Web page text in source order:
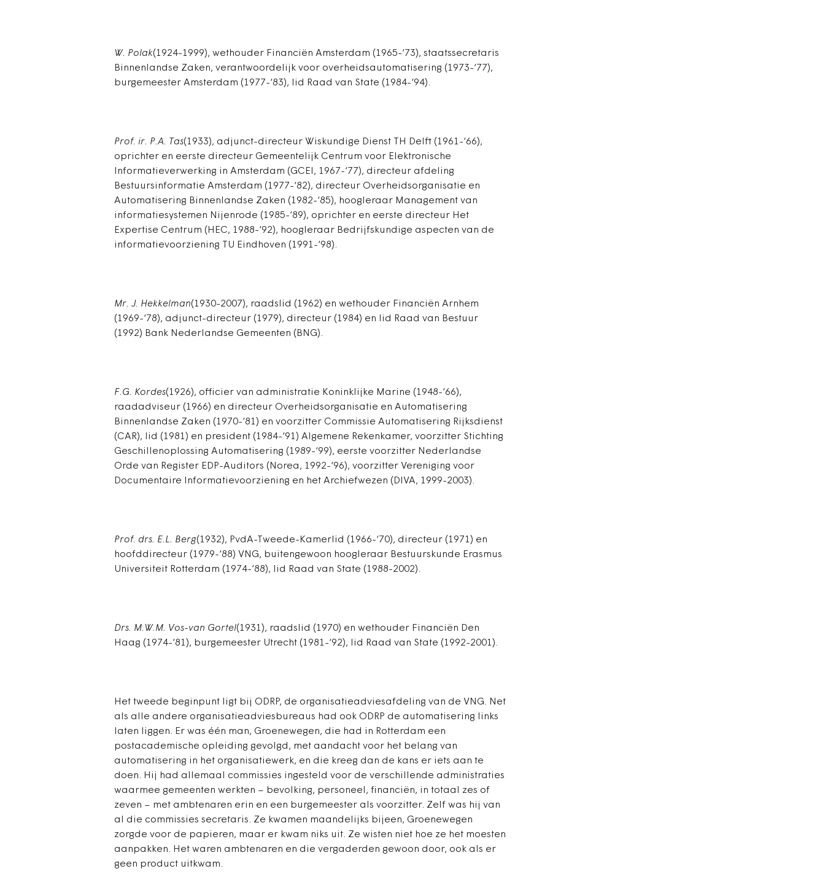
W. Polak(1924-1999), wethouder Financiën Amsterdam (1965-‘73), staatssecretaris
Binnenlandse Zaken, verantwoordelijk voor overheidsautomatisering (1973-‘77),
burgemeester Amsterdam (1977-‘83), lid Raad van State (1984-‘94).
Prof. ir. P.A. Tas(1933), adjunct-directeur Wiskundige Dienst TH Delft (1961-‘66),
oprichter en eerste directeur Gemeentelijk Centrum voor Elektronische
Informatieverwerking in Amsterdam (GCEI, 1967-‘77), directeur afdeling
Bestuursinformatie Amsterdam (1977-‘82), directeur Overheidsorganisatie en
Automatisering Binnenlandse Zaken (1982-‘85), hoogleraar Management van
informatiesystemen Nijenrode (1985-‘89), oprichter en eerste directeur Het
Expertise Centrum (HEC, 1988-‘92), hoogleraar Bedrijfskundige aspecten van de
informatievoorziening TU Eindhoven (1991-‘98).
Mr. J. Hekkelman(1930-2007), raadslid (1962) en wethouder Financiën Arnhem
(1969-‘78), adjunct-directeur (1979), directeur (1984) en lid Raad van Bestuur
(1992) Bank Nederlandse Gemeenten (BNG).
F.G. Kordes(1926), officier van administratie Koninklijke Marine (1948-‘66),
raadadviseur (1966) en directeur Overheidsorganisatie en Automatisering
Binnenlandse Zaken (1970-‘81) en voorzitter Commissie Automatisering Rijksdienst
(CAR), lid (1981) en president (1984-‘91) Algemene Rekenkamer, voorzitter Stichting
Geschillenoplossing Automatisering (1989-‘99), eerste voorzitter Nederlandse
Orde van Register EDP-Auditors (Norea, 1992-‘96), voorzitter Vereniging voor
Documentaire Informatievoorziening en het Archiefwezen (DIVA, 1999-2003).
Prof. drs. E.L. Berg(1932), PvdA-Tweede-Kamerlid (1966-‘70), directeur (1971) en
hoofddirecteur (1979-‘88) VNG, buitengewoon hoogleraar Bestuurskunde Erasmus
Universiteit Rotterdam (1974-‘88), lid Raad van State (1988-2002).
Drs. M.W.M. Vos-van Gortel(1931), raadslid (1970) en wethouder Financiën Den
Haag (1974-‘81), burgemeester Utrecht (1981-‘92), lid Raad van State (1992-2001).
Het tweede beginpunt ligt bij ODRP, de organisatieadviesafdeling van de VNG. Net
als alle andere organisatieadviesbureaus had ook ODRP de automatisering links
laten liggen. Er was één man, Groenewegen, die had in Rotterdam een
postacademische opleiding gevolgd, met aandacht voor het belang van
automatisering in het organisatiewerk, en die kreeg dan de kans er iets aan te
doen. Hij had allemaal commissies ingesteld voor de verschillende administraties
waarmee gemeenten werkten – bevolking, personeel, financiën, in totaal zes of
zeven – met ambtenaren erin en een burgemeester als voorzitter. Zelf was hij van
al die commissies secretaris. Ze kwamen maandelijks bijeen, Groenewegen
zorgde voor de papieren, maar er kwam niks uit. Ze wisten niet hoe ze het moesten
aanpakken. Het waren ambtenaren en die vergaderden gewoon door, ook als er
geen product uitkwam.